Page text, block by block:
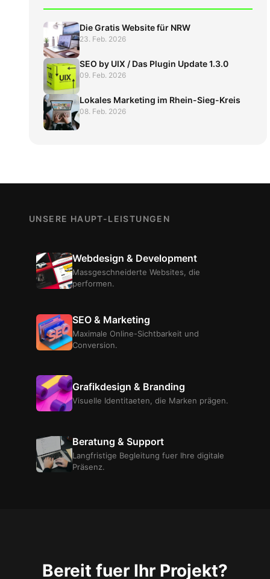
Die Gratis Website für NRW
23. Feb. 2026
SEO by UIX / Das Plugin Update 1.3.0
09. Feb. 2026
Lokales Marketing im Rhein-Sieg-Kreis
08. Feb. 2026
UNSERE HAUPT-LEISTUNGEN
Webdesign & Development
Massgeschneiderte Websites, die
performen.
SEO & Marketing
Maximale Online-Sichtbarkeit und
Conversion.
Grafikdesign & Branding
Visuelle Identitaeten, die Marken prägen.
Beratung & Support
Langfristige Begleitung fuer Ihre digitale
Präsenz.
Bereit fuer Ihr Projekt?